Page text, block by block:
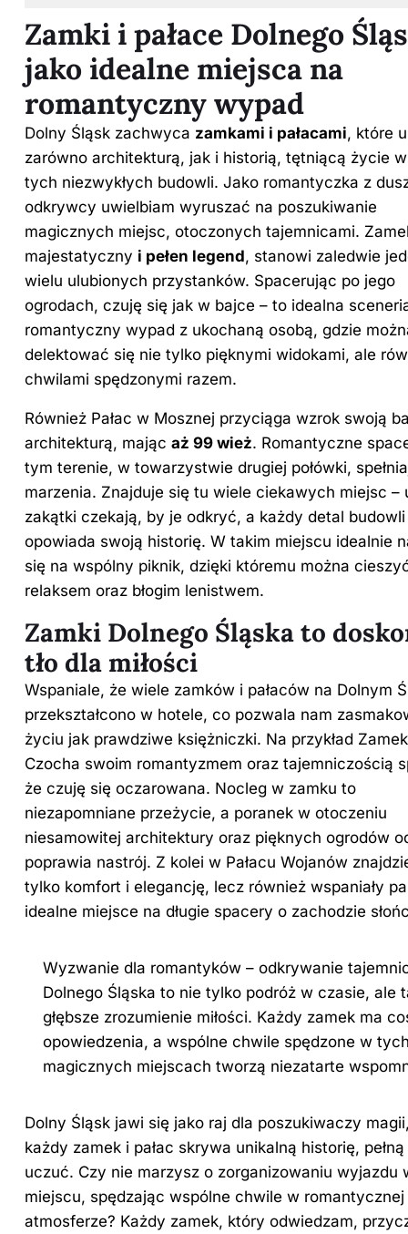
Zamki i pałace Dolnego
jako idealne miejsca na
romantyczny wypad
Dolny Śląsk zachwyca zamkami i pałacami, które
zarówno architekturą, jak i historią, tętniącą życie
tych niezwykłych budowli. Jako romantyczka z
odkrywcy uwielbiam wyruszać na poszukiwanie
magicznych miejsc, otoczonych tajemnicami.
majestatyczny i pełen legend, stanowi zaledwie
wielu ulubionych przystanków. Spacerując po jego
ogrodach, czuję się jak w bajce – to idealna
romantyczny wypad z ukochaną osobą, gdzie
delektować się nie tylko pięknymi widokami, ale
chwilami spędzonymi razem.
Również Pałac w Mosznej przyciąga wzrok swoją
architekturą, mając aż 99 wież. Romantyczne
tym terenie, w towarzystwie drugiej połówki,
marzenia. Znajduje się tu wiele ciekawych miejsc –
zakątki czekają, by je odkryć, a każdy detal budowli
opowiada swoją historię. W takim miejscu idealnie
się na wspólny piknik, dzięki któremu można
relaksem oraz błogim lenistwem.
Zamki Dolnego Śląska to
tło dla miłości
Wspaniale, że wiele zamków i pałaców na Dolnym
przekształcono w hotele, co pozwala nam
życiu jak prawdziwe księżniczki. Na przykład Zamek
Czocha swoim romantyzmem oraz tajemniczością
że czuję się oczarowana. Nocleg w zamku to
niezapomniane przeżycie, a poranek w otoczeniu
niesamowitej architektury oraz pięknych ogrodów
poprawia nastrój. Z kolei w Pałacu Wojanów
tylko komfort i elegancję, lecz również wspaniały
idealne miejsce na długie spacery o zachodzie
Wyzwanie dla romantyków – odkrywanie
Dolnego Śląska to nie tylko podróż w czasie, ale
głębsze zrozumienie miłości. Każdy zamek ma
opowiedzenia, a wspólne chwile spędzone w
magicznych miejscach tworzą niezatarte
Dolny Śląsk jawi się jako raj dla poszukiwaczy
każdy zamek i pałac skrywa unikalną historię,
uczuć. Czy nie marzysz o zorganizowaniu wyjazdu
miejscu, spędzając wspólne chwile w romantycznej
atmosferze? Każdy zamek, który odwiedzam,